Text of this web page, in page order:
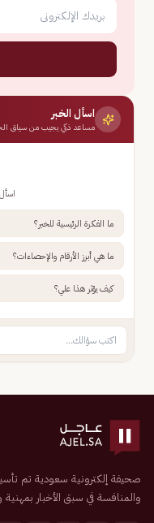
اسأل الخبر
مساعد ذكي يجيب من سياق
ما الفكرة الرئيسية للخبر؟
ما هي أبرز الأرقام والإحصاءات؟
كيف يؤثر هذا علي؟
والمنافسة في سبق الأخبار